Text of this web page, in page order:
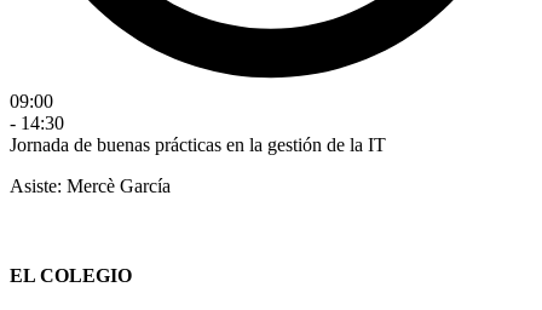
09:00
- 14:30
Jornada de buenas prácticas en la gestión de la IT
Asiste: Mercè García
EL COLEGIO